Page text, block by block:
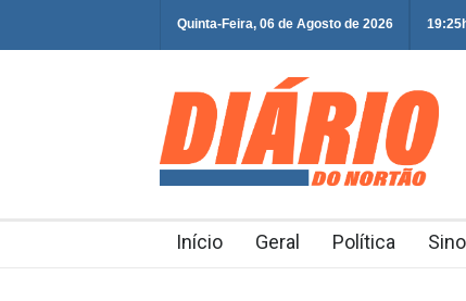
Quinta-Feira, 06 de Agosto de 2026
Início Geral Política